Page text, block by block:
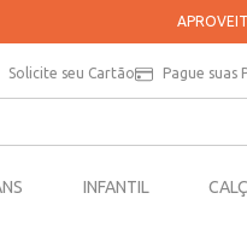
Solicite seu Cartão Pague suas
INFANTIL